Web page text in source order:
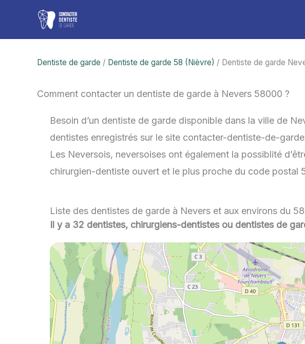
contenu
Dentiste de garde / Dentiste de garde 58 (Nièvre) / Dentiste de garde
Comment contacter un dentiste de garde à Nevers 58000 ?
Besoin d’un dentiste de garde disponible dans la ville de
dentistes enregistrés sur le site contacter-dentiste-de-
Les Neversois, neversoises ont également la possiblité
chirurgien-dentiste ouvert et le plus proche du code postal
Liste des dentistes de garde à Nevers et aux environs du
Il y a 32 dentistes, chirurgiens-dentistes ou dentistes de